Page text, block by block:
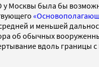
Москвы была бы
и меньшей
об обычных
вдоль границы с